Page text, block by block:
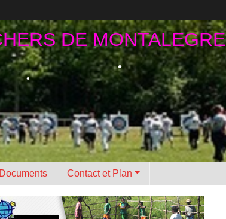
DE MONTALEGRE
Documents Contact et Plan
•
• •